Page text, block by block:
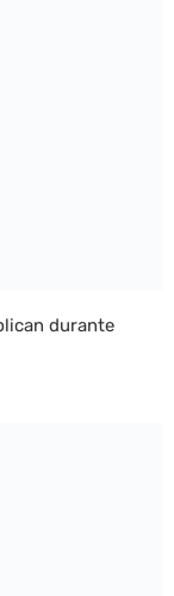
durante